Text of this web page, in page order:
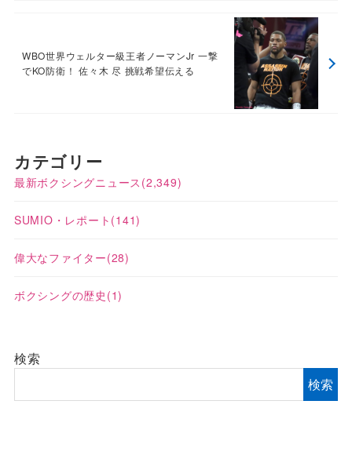
WBO世界ウェルター級王者ノーマンJr 一撃
でKO防衛！ 佐々木 尽 挑戦希望伝える
カテゴリー
最新ボクシングニュース (2,349)
SUMIO・レポート (141)
偉大なファイター(28)
ボクシングの歴史 (1)
検索
検索